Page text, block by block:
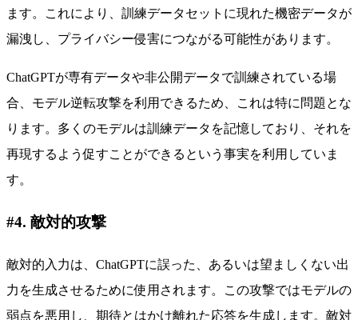
ます。これにより、訓練データセットに現れた機密データが
漏洩し、プライバシー侵害につながる可能性があります。
ChatGPTが専有データや非公開データで訓練されている場
合、モデル逆転攻撃を利用できるため、これは特に問題とな
ります。多くのモデルは訓練データを記憶しており、それを
再現するよう促すことができるという事実を利用していま
す。
#4. 敵対的攻撃
敵対的入力は、ChatGPTに誤った、あるいは望ましくない出
力を生成させるために使用されます。この攻撃ではモデルの
弱点を悪用し、期待とはかけ離れた応答を生成します。敵対